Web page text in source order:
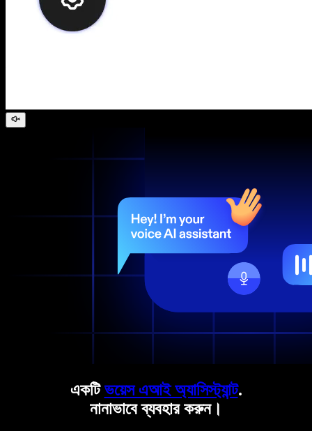
একটিভয়েস এআই অ্যাসিস্ট্যান্ট.
নানাভাবে ব্যবহার করুন।